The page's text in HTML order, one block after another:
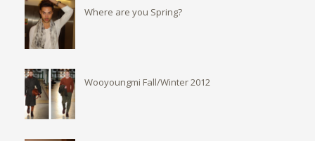
Where are you Spring?
Wooyoungmi Fall/Winter 2012